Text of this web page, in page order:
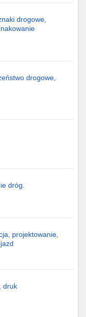
drogowe,
drogowe,
dróg.
projektowanie,
druk